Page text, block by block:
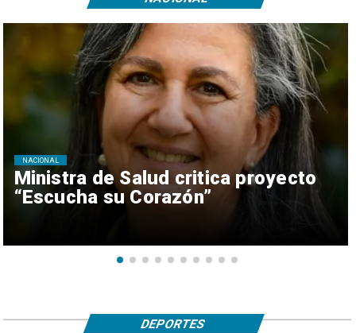
Ministra de Salud critica proyecto
“Escucha su Corazón”
NACIONAL
DEPORTES